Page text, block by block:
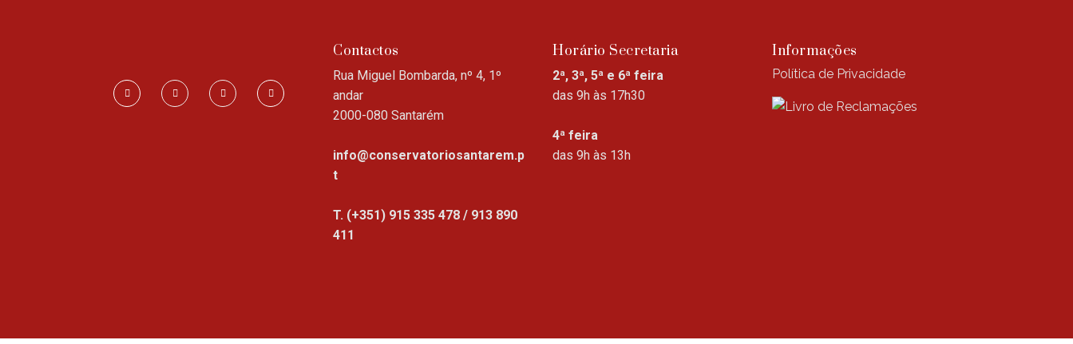
Contactos
Rua Miguel Bombarda, nº 4, 1º
andar
2000-080 Santarém
info@conservatoriosantarem.p
t
T. (+351) 915 335 478 / 913 890
411
Horário Secretaria
2ª, 3ª, 5ª e 6ª feira
das 9h às 17h30
4ª feira
das 9h às 13h
Informações
Política de Privacidade